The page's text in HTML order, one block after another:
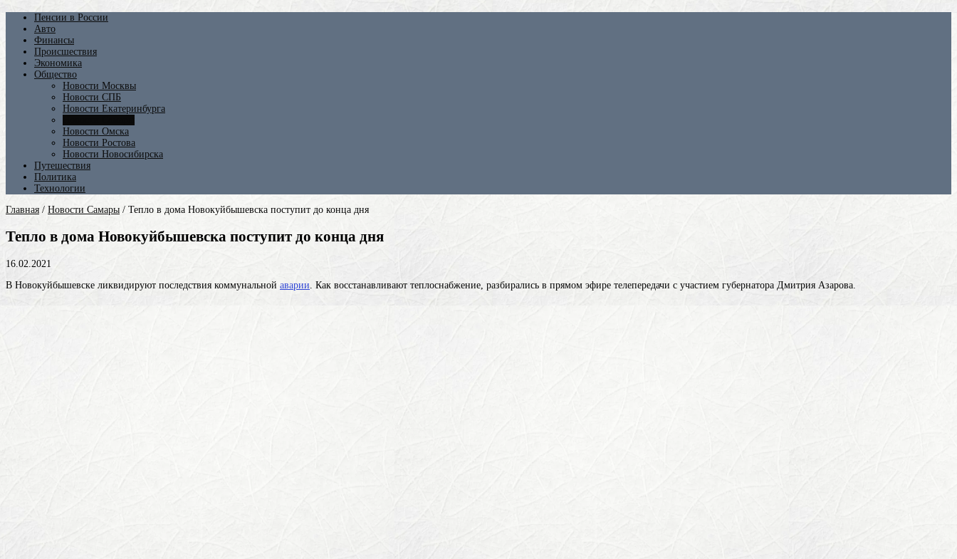
Пенсии в России
Авто
Финансы
Происшествия
Экономика
Общество
Новости Москвы
Новости СПБ
Новости Екатеринбурга
Новости Омска
Новости Ростова
Новости Новосибирска
Путешествия
Политика
Технологии
Главная / Новости Самары / Тепло в дома Новокуйбышевска поступит до конца дня
Тепло в дома Новокуйбышевска поступит до конца дня
16.02.2021
В Новокуйбышевске ликвидируют последствия коммунальной аварии . Как восстанавливают теплоснабжение, разбирались в прямом эфире телепередачи с участием губернатора Дмитрия Азарова.